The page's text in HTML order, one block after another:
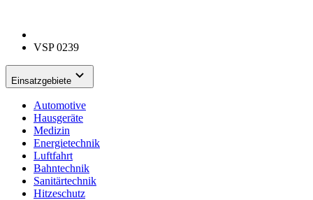
VSP 0239
Einsatzgebiete
Automotive
Hausgeräte
Medizin
Energietechnik
Luftfahrt
Bahntechnik
Sanitärtechnik
Hitzeschutz